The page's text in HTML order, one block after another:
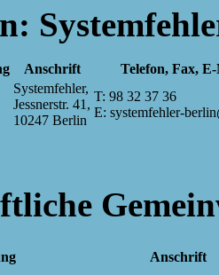
Anschrift Telefon, Fax,
Systemfehler,
Jessnerstr. 41,
10247 Berlin
T: 98 32 37 36
E: systemfehler-
Anschrift